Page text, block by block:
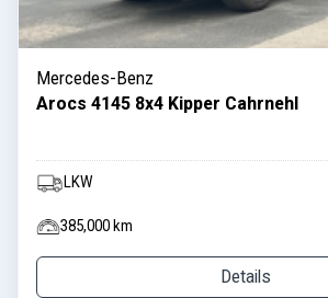
Mercedes-Benz
Arocs 4145 8x4 Kipper Cahrnehl
LKW
385,000 km
Details